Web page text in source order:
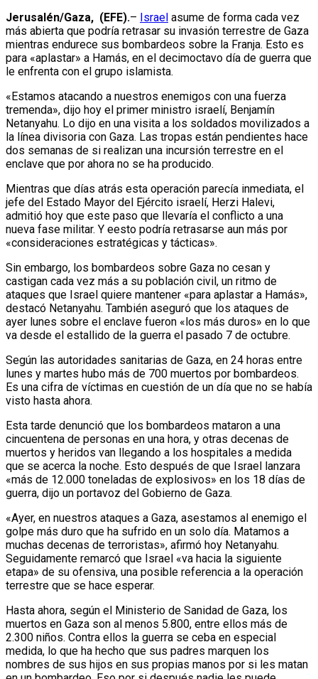
Jerusalén/Gaza, (EFE).– Israel asume de forma cada vez
más abierta que podría retrasar su invasión terrestre de Gaza
mientras endurece sus bombardeos sobre la Franja. Esto es
para «aplastar» a Hamás, en el decimoctavo día de guerra que
le enfrenta con el grupo islamista.
«Estamos atacando a nuestros enemigos con una fuerza
tremenda», dijo hoy el primer ministro israelí, Benjamín
Netanyahu. Lo dijo en una visita a los soldados movilizados a
la línea divisoria con Gaza. Las tropas están pendientes hace
dos semanas de si realizan una incursión terrestre en el
enclave que por ahora no se ha producido.
Mientras que días atrás esta operación parecía inmediata, el
jefe del Estado Mayor del Ejército israelí, Herzi Halevi,
admitió hoy que este paso que llevaría el conflicto a una
nueva fase militar. Y eesto podría retrasarse aun más por
«consideraciones estratégicas y tácticas».
Sin embargo, los bombardeos sobre Gaza no cesan y
castigan cada vez más a su población civil, un ritmo de
ataques que Israel quiere mantener «para aplastar a Hamás»,
destacó Netanyahu. También aseguró que los ataques de
ayer lunes sobre el enclave fueron «los más duros» en lo que
va desde el estallido de la guerra el pasado 7 de octubre.
Según las autoridades sanitarias de Gaza, en 24 horas entre
lunes y martes hubo más de 700 muertos por bombardeos.
Es una cifra de víctimas en cuestión de un día que no se había
visto hasta ahora.
Esta tarde denunció que los bombardeos mataron a una
cincuentena de personas en una hora, y otras decenas de
muertos y heridos van llegando a los hospitales a medida
que se acerca la noche. Esto después de que Israel lanzara
«más de 12.000 toneladas de explosivos» en los 18 días de
guerra, dijo un portavoz del Gobierno de Gaza.
«Ayer, en nuestros ataques a Gaza, asestamos al enemigo el
golpe más duro que ha sufrido en un solo día. Matamos a
muchas decenas de terroristas», afirmó hoy Netanyahu.
Seguidamente remarcó que Israel «va hacia la siguiente
etapa» de su ofensiva, una posible referencia a la operación
terrestre que se hace esperar.
Hasta ahora, según el Ministerio de Sanidad de Gaza, los
muertos en Gaza son al menos 5.800, entre ellos más de
2.300 niños. Contra ellos la guerra se ceba en especial
medida, lo que ha hecho que sus padres marquen los
nombres de sus hijos en sus propias manos por si les matan